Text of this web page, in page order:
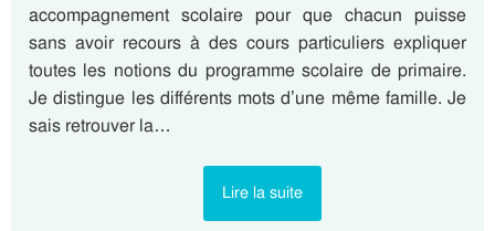
accompagnement scolaire pour que chacun puisse
sans avoir recours à des cours particuliers expliquer
toutes les notions du programme scolaire de primaire.
Je distingue les différents mots d’une même famille. Je
sais retrouver la…
Lire la suite